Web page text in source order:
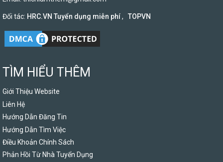
Đối tác: HRC.VN Tuyển dụng miễn phí, TOPVN
TÌM HIỂU THÊM
Giới Thiệu Website
Liên Hệ
Hướng Dẫn Đăng Tin
Hướng Dẫn Tìm Việc
Điều Khoản Chính Sách
Phản Hồi Từ Nhà Tuyển Dụng